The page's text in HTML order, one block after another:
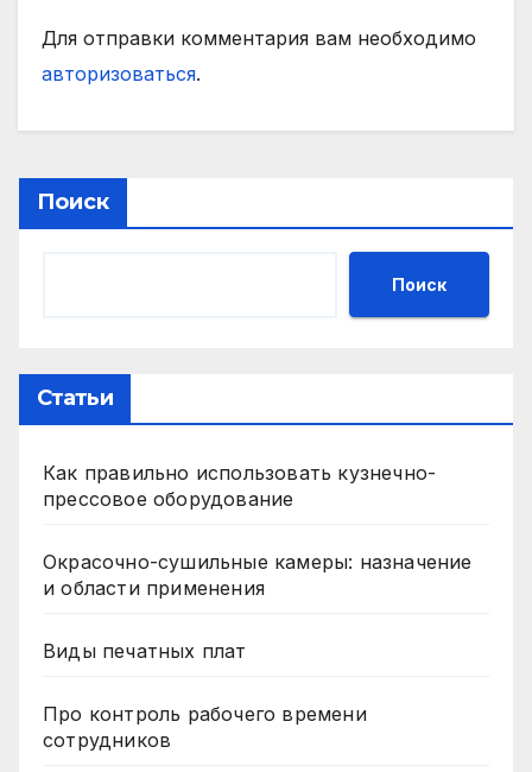
Для отправки комментария вам необходимо
авторизоваться.
Поиск
Поиск
Статьи
Как правильно использовать кузнечно-
прессовое оборудование
Окрасочно-сушильные камеры: назначение
и области применения
Виды печатных плат
Про контроль рабочего времени
сотрудников